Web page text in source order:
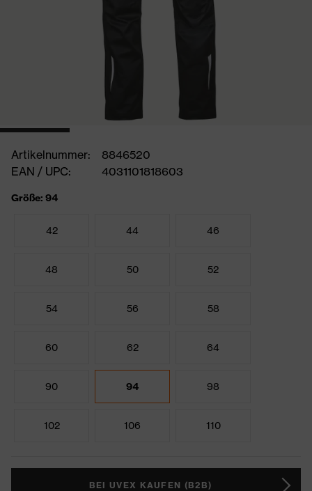
Artikelnummer:
8846520
EAN / UPC:
4031101818603
Größe: 94
42 44 46
48 50 52
54 56 58
60 62 64
90 94 98
102 106 110
BEI UVEX KAUFEN (B2B)